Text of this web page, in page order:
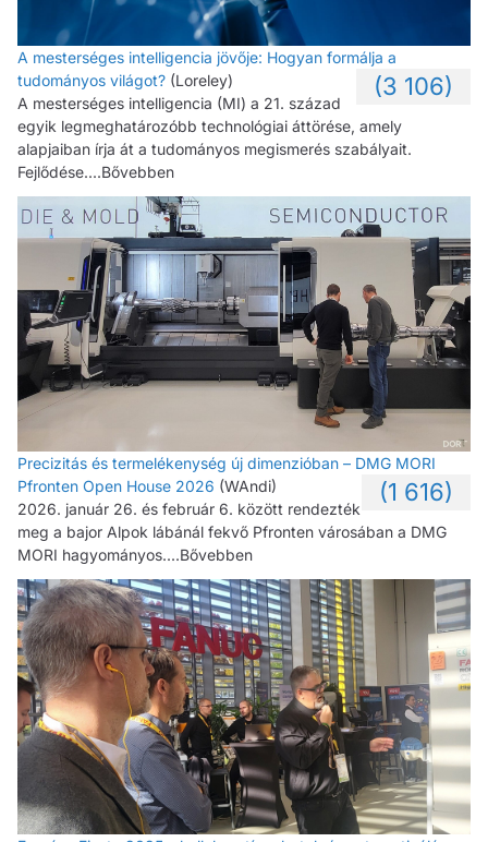
A mesterséges intelligencia jövője: Hogyan formálja a
tudományos világot? (Loreley) (3 106)
A mesterséges intelligencia (MI) a 21. század
egyik legmeghatározóbb technológiai áttörése, amely
alapjaiban írja át a tudományos megismerés szabályait.
Fejlődése....Bővebben
Precizitás és termelékenység új dimenzióban – DMG MORI
Pfronten Open House 2026 (WAndi) (1 616)
2026. január 26. és február 6. között rendezték
meg a bajor Alpok lábánál fekvő Pfronten városában a DMG
MORI hagyományos....Bővebben